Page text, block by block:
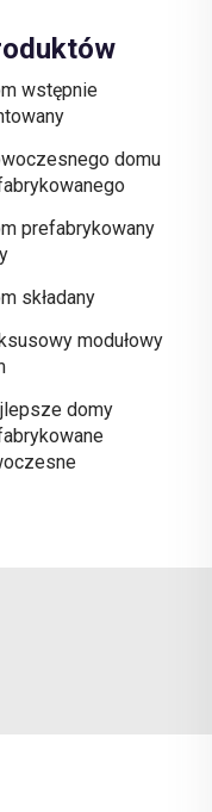
wstępnie
domu
prefabrykowany
składany
modułowy
domy